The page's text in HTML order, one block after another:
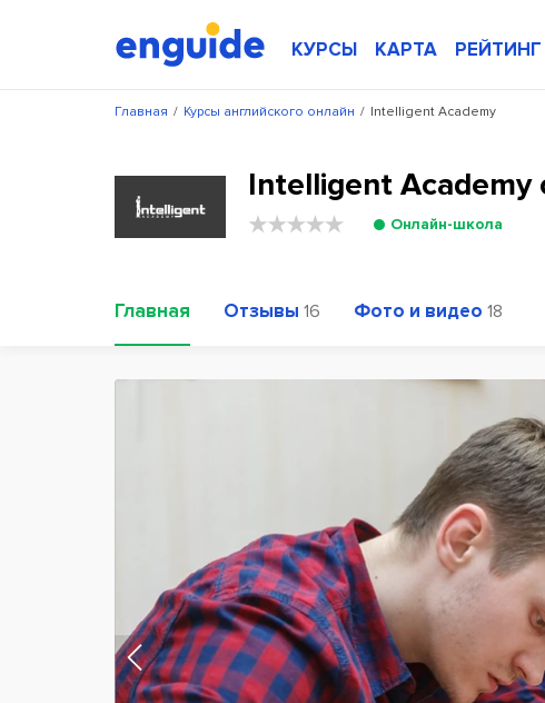
КУРСЫ КАРТА РЕЙТИНГ
/
Главная /
Курсы английского онлайн Intelligent Academy
Intelligent Academy
Онлайн-школа
Главная Отзывы 16 Фото и видео 18